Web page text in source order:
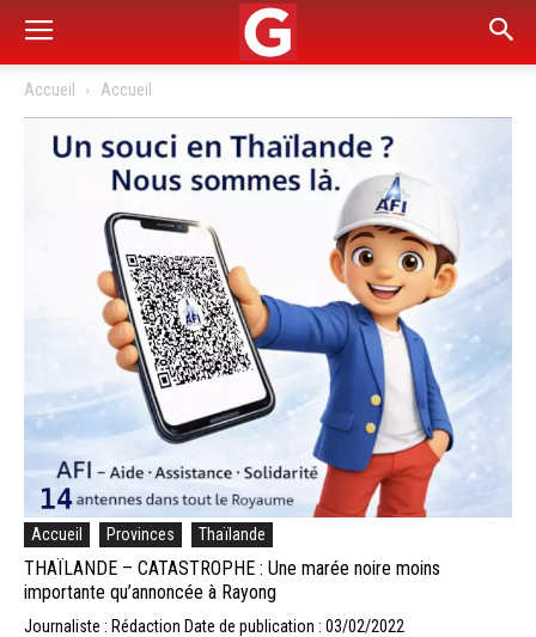
Accueil Accueil
Accueil Provinces Thaïlande
THAÏLANDE – CATASTROPHE : Une marée noire moins
importante qu’annoncée à Rayong
Journaliste : Rédaction Date de publication : 03/02/2022